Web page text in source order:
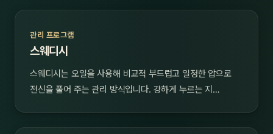
관리 프로그램
스웨디시
스웨디시는 오일을 사용해 비교적 부드럽고 일정한 압으로
전신을 풀어 주는 관리 방식입니다. 강하게 누르는 지…